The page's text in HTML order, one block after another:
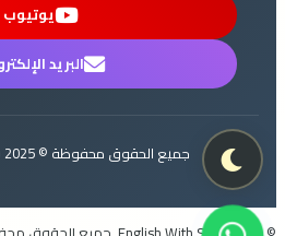
يوتيوب
البريد
جميع الحقوق محفوظة © 2025 English With Simo